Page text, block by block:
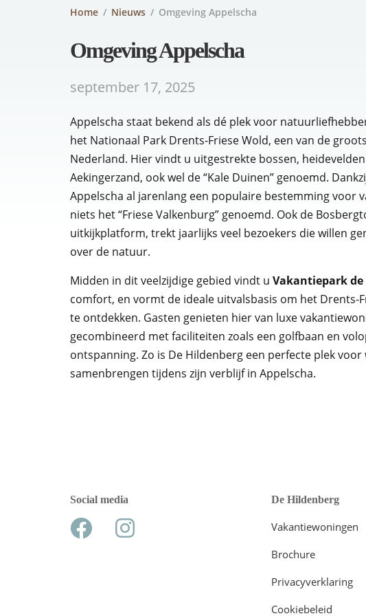
Home / Nieuws / Omgeving Appelscha
Omgeving Appelscha
september 17, 2025
Appelscha staat bekend als dé plek voor
het Nationaal Park Drents-Friese Wold, een van de
Nederland. Hier vindt u uitgestrekte bossen,
Aekingerzand, ook wel de “Kale Duinen” genoemd.
Appelscha al jarenlang een populaire bestemming voor
niets het “Friese Valkenburg” genoemd. Ook de
uitkijkplatform, trekt jaarlijks veel bezoekers die willen
over de natuur.
Midden in dit veelzijdige gebied vindt u Vakantiepark
comfort, en vormt de ideale uitvalsbasis om het Drents-
te ontdekken. Gasten genieten hier van luxe
gecombineerd met faciliteiten zoals een golfbaan en
ontspanning. Zo is De Hildenberg een perfecte plek
samenbrengen tijdens zijn verblijf in Appelscha.
Social media De Hildenberg
Vakantiewoningen
Brochure
Privacyverklaring
Cookiebeleid